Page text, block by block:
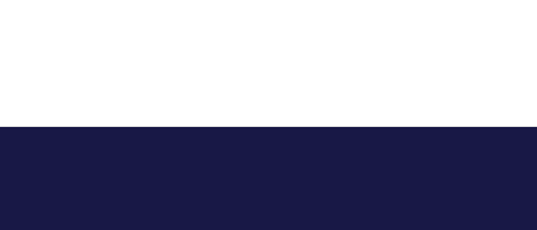
Centro Esami Cambridge